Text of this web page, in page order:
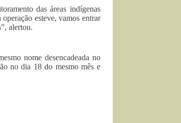
das áreas indígenas
esteve, vamos entrar
alertou.
nome desencadeada no
no dia 18 do mesmo mês e